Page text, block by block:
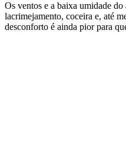
Os ventos e a baixa umidade do
lacrimejamento, coceira e, até
desconforto é ainda pior para